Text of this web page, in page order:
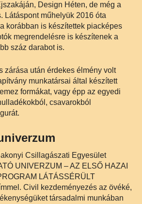
Design Héten, de még a
Látáspont műhelyük 2016 óta
korábban is készítettek piacképes
megrendelésre is készítenek a
száz darabot is.
zárása után érdekes élmény volt
munkatársai által készített
formákat, vagy épp az egyedi
csavarokból
Csillagászati Egyesület
UNIVERZUM – AZ ELSŐ HAZAI
LÁTÁSSÉRÜLT
Civil kezdeményezés az övéké,
társadalmi munkában